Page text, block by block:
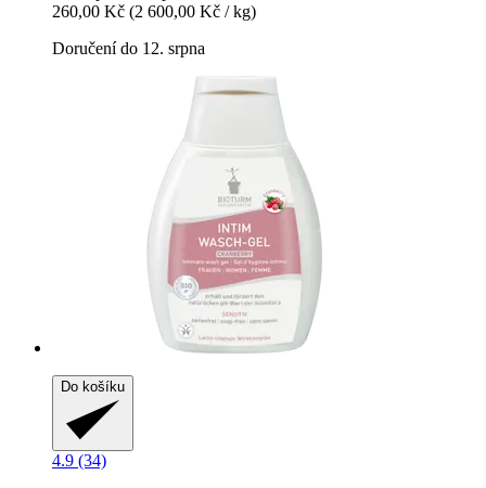
260,00 Kč (2 600,00 Kč / kg)
Doručení do 12. srpna
Do košíku
4.9 (34)